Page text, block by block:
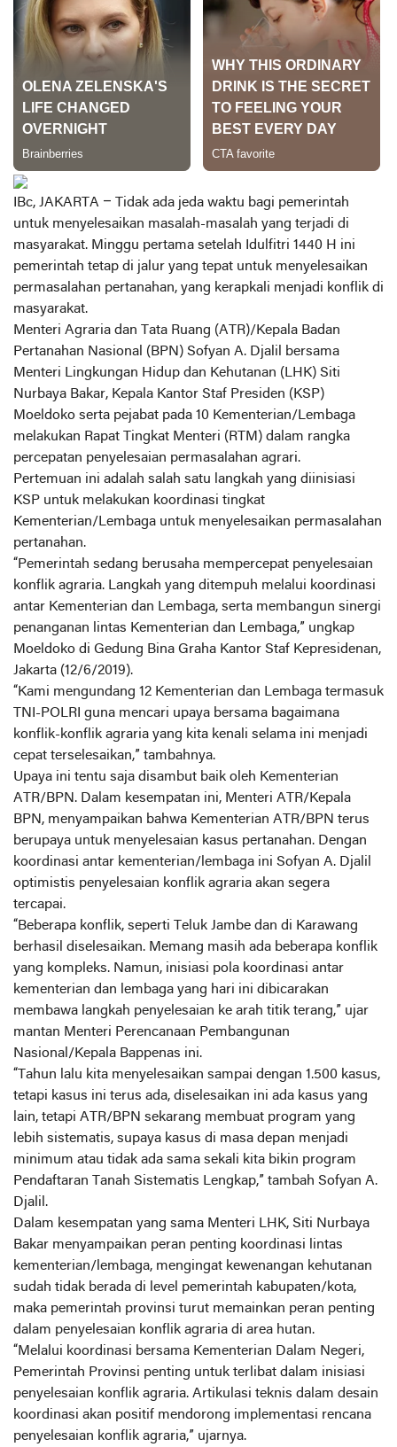
IBc, JAKARTA – Tidak ada jeda waktu bagi pemerintah
untuk menyelesaikan masalah-masalah yang terjadi di
masyarakat. Minggu pertama setelah Idulfitri 1440 H ini
pemerintah tetap di jalur yang tepat untuk menyelesaikan
permasalahan pertanahan, yang kerapkali menjadi konflik di
masyarakat.
Menteri Agraria dan Tata Ruang (ATR)/Kepala Badan
Pertanahan Nasional (BPN) Sofyan A. Djalil bersama
Menteri Lingkungan Hidup dan Kehutanan (LHK) Siti
Nurbaya Bakar, Kepala Kantor Staf Presiden (KSP)
Moeldoko serta pejabat pada 10 Kementerian/Lembaga
melakukan Rapat Tingkat Menteri (RTM) dalam rangka
percepatan penyelesaian permasalahan agrari.
Pertemuan ini adalah salah satu langkah yang diinisiasi
KSP untuk melakukan koordinasi tingkat
Kementerian/Lembaga untuk menyelesaikan permasalahan
pertanahan.
“Pemerintah sedang berusaha mempercepat penyelesaian
konflik agraria. Langkah yang ditempuh melalui koordinasi
antar Kementerian dan Lembaga, serta membangun sinergi
penanganan lintas Kementerian dan Lembaga,” ungkap
Moeldoko di Gedung Bina Graha Kantor Staf Kepresidenan,
Jakarta (12/6/2019).
“Kami mengundang 12 Kementerian dan Lembaga termasuk
TNI-POLRI guna mencari upaya bersama bagaimana
konflik-konflik agraria yang kita kenali selama ini menjadi
cepat terselesaikan,” tambahnya.
Upaya ini tentu saja disambut baik oleh Kementerian
ATR/BPN. Dalam kesempatan ini, Menteri ATR/Kepala
BPN, menyampaikan bahwa Kementerian ATR/BPN terus
berupaya untuk menyelesaian kasus pertanahan. Dengan
koordinasi antar kementerian/lembaga ini Sofyan A. Djalil
optimistis penyelesaian konflik agraria akan segera
tercapai.
“Beberapa konflik, seperti Teluk Jambe dan di Karawang
berhasil diselesaikan. Memang masih ada beberapa konflik
yang kompleks. Namun, inisiasi pola koordinasi antar
kementerian dan lembaga yang hari ini dibicarakan
membawa langkah penyelesaian ke arah titik terang,” ujar
mantan Menteri Perencanaan Pembangunan
Nasional/Kepala Bappenas ini.
“Tahun lalu kita menyelesaikan sampai dengan 1.500 kasus,
tetapi kasus ini terus ada, diselesaikan ini ada kasus yang
lain, tetapi ATR/BPN sekarang membuat program yang
lebih sistematis, supaya kasus di masa depan menjadi
minimum atau tidak ada sama sekali kita bikin program
Pendaftaran Tanah Sistematis Lengkap,” tambah Sofyan A.
Djalil.
Dalam kesempatan yang sama Menteri LHK, Siti Nurbaya
Bakar menyampaikan peran penting koordinasi lintas
kementerian/lembaga, mengingat kewenangan kehutanan
sudah tidak berada di level pemerintah kabupaten/kota,
maka pemerintah provinsi turut memainkan peran penting
dalam penyelesaian konflik agraria di area hutan.
“Melalui koordinasi bersama Kementerian Dalam Negeri,
Pemerintah Provinsi penting untuk terlibat dalam inisiasi
penyelesaian konflik agraria. Artikulasi teknis dalam desain
koordinasi akan positif mendorong implementasi rencana
penyelesaian konflik agraria,” ujarnya.